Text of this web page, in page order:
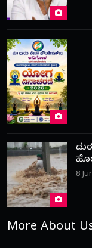
8
More About